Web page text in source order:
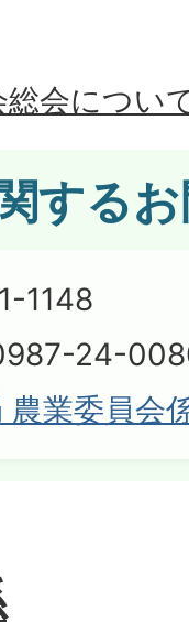
総会につい
する
1148
24-
農業委員会